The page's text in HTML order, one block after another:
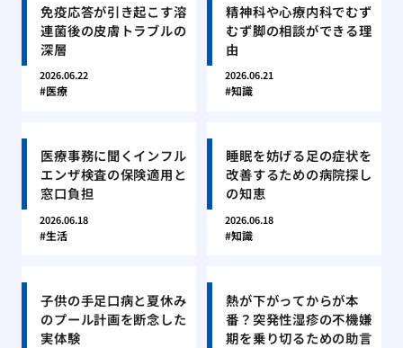
免疫応答が引き起こす溶
連菌後の皮膚トラブルの
深層
2026.06.22
医療
精神科や心療内科でむず
むず脚の相談ができる理
由
2026.06.21
知識
医療事務に聞くインフル
エンザ検査の保険適用と
窓口負担
2026.06.18
生活
睡眠を妨げる足の症状を
改善するための病院探し
の知恵
2026.06.18
知識
子供の手足口病と夏休み
のプール計画を断念した
実体験
熱が下がってからが本
番？突発性湿疹の不機嫌
期を乗り切るための助言